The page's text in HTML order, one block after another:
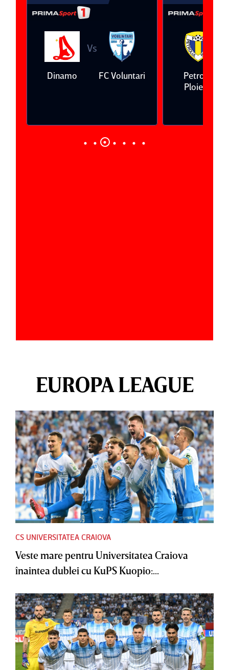
Dinamo
Vs
FC Voluntari
Petrolul
Ploieşti
EUROPA LEAGUE
CS UNIVERSITATEA CRAIOVA
Veste mare pentru Universitatea Craiova
înaintea dublei cu KuPS Kuopio:...